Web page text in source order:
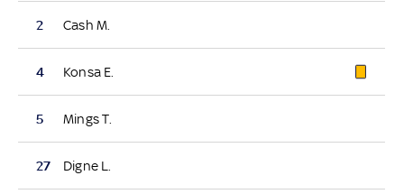
2 Cash M.
4 Konsa E.
5 Mings T.
27 Digne L.